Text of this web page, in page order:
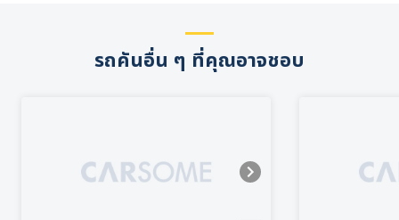
รถคันอื่น ๆ ที่คุณอาจชอบ